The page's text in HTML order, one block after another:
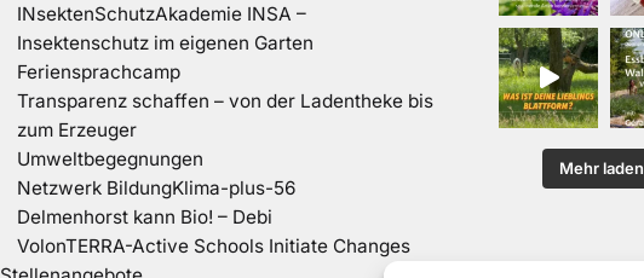
INsektenSchutzAkademie INSA –
Insektenschutz im eigenen Garten
Feriensprachcamp
Transparenz schaffen – von der Ladentheke bis
zum Erzeuger
Umweltbegegnungen
Netzwerk BildungKlima-plus-56
Delmenhorst kann Bio! – Debi
VolonTERRA-Active Schools Initiate Changes
Mehr laden